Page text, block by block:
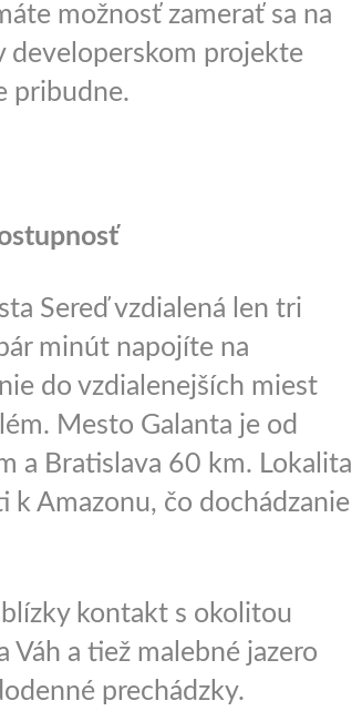
možnosť zamerať sa na
developerskom projekte
pribudne.
Sereď vzdialená len tri
minút napojíte na
do vzdialenejších miest
Mesto Galanta je od
a Bratislava 60 km. Lokalita
k Amazonu, čo dochádzanie
kontakt s okolitou
Váh a tiež malebné jazero
prechádzky.